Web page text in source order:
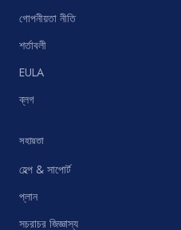
গোপনীয়তা নীতি
শর্তাবলী
EULA
ব্লগ
সহায়তা
হেল্প & সাপোর্ট
প্লান
সচরাচর জিজ্ঞাস্য